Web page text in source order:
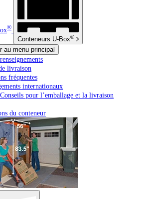
®
Conteneurs U-Box®
au menu principal
livraison
fréquentes
internationaux
Conseils pour l’emballage et la livraison
du conteneur